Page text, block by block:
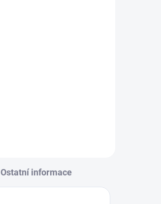
Ostatní informace